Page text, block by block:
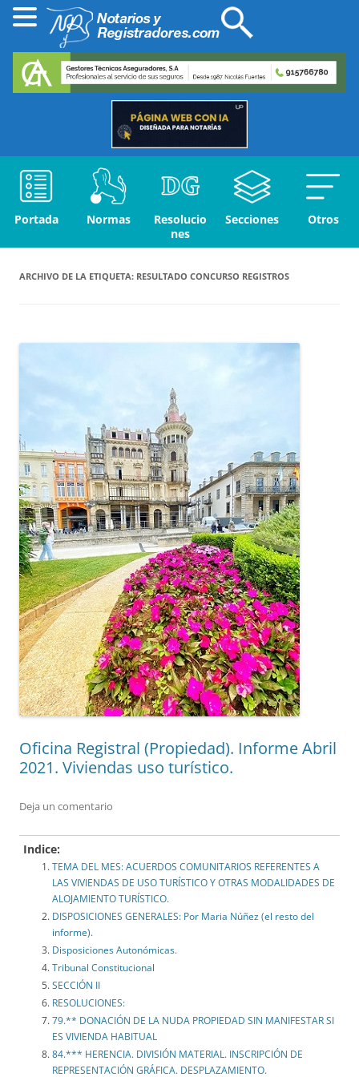
Portada Normas
Resolucio
nes
Secciones Otros
ARCHIVO DE LA ETIQUETA: RESULTADO CONCURSO REGISTROS
Oficina Registral (Propiedad). Informe Abril
2021. Viviendas uso turístico.
Deja un comentario
Indice:
TEMA DEL MES: ACUERDOS COMUNITARIOS REFERENTES A
LAS VIVIENDAS DE USO TURÍSTICO Y OTRAS MODALIDADES DE
ALOJAMIENTO TURÍSTICO.
DISPOSICIONES GENERALES: Por Maria Núñez (el resto del
informe).
Disposiciones Autonómicas.
Tribunal Constitucional
SECCIÓN II
RESOLUCIONES:
79.** DONACIÓN DE LA NUDA PROPIEDAD SIN MANIFESTAR SI
ES VIVIENDA HABITUAL
84.*** HERENCIA. DIVISIÓN MATERIAL. INSCRIPCIÓN DE
REPRESENTACIÓN GRÁFICA. DESPLAZAMIENTO.